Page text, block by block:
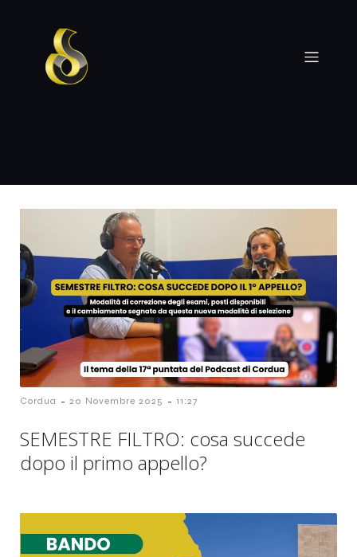
Cordua - 20 Novembre 2025 - 11:27
SEMESTRE FILTRO: cosa succede
dopo il primo appello?